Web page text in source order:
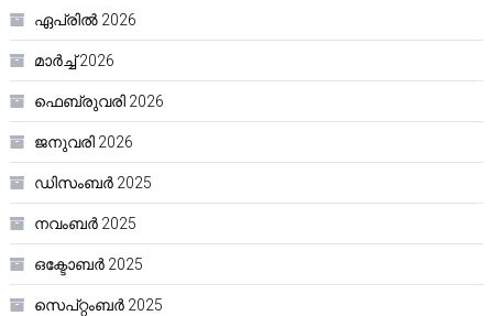
ഏപ്രിൽ 2026
മാർച്ച്‌ 2026
ഫെബ്രുവരി 2026
ജനുവരി 2026
ഡിസംബർ 2025
നവംബർ 2025
ഒക്ടോബർ 2025
സെപ്റ്റംബർ 2025